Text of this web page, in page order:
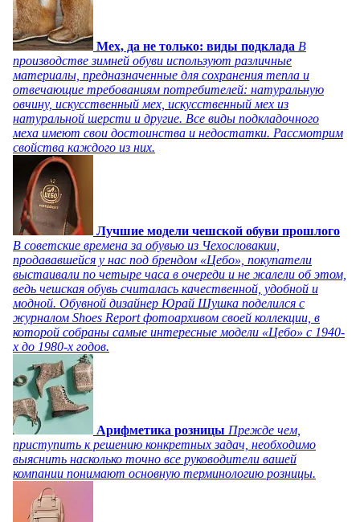
Мех, да не только: виды подклада В
производстве зимней обуви используют различные
материалы, предназначенные для сохранения тепла и
отвечающие требованиям потребителей: натуральную
овчину, искусственный мех, искусственный мех из
натуральной шерсти и другие. Все виды подкладочного
меха имеют свои достоинства и недостатки. Рассмотрим
свойства каждого из них.
Лучшие модели чешской обуви прошлого
В советские времена за обувью из Чехословакии,
продававшейся у нас под брендом «Цебо», покупатели
выстаивали по четыре часа в очереди и не жалели об этом,
ведь чешская обувь считалась качественной, удобной и
модной. Обувной дизайнер Юрай Шушка поделился с
журналом Shoes Report фотоархивом своей коллекции, в
которой собраны самые интересные модели «Цебо» с 1940-
х до 1980-х годов.
Арифметика розницы Прежде чем,
приступить к решению конкретных задач, необходимо
выяснить насколько точно все руководители вашей
компании понимают основную терминологию розницы.